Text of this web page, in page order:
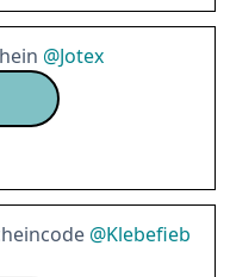
@Jotex
@Klebefieb